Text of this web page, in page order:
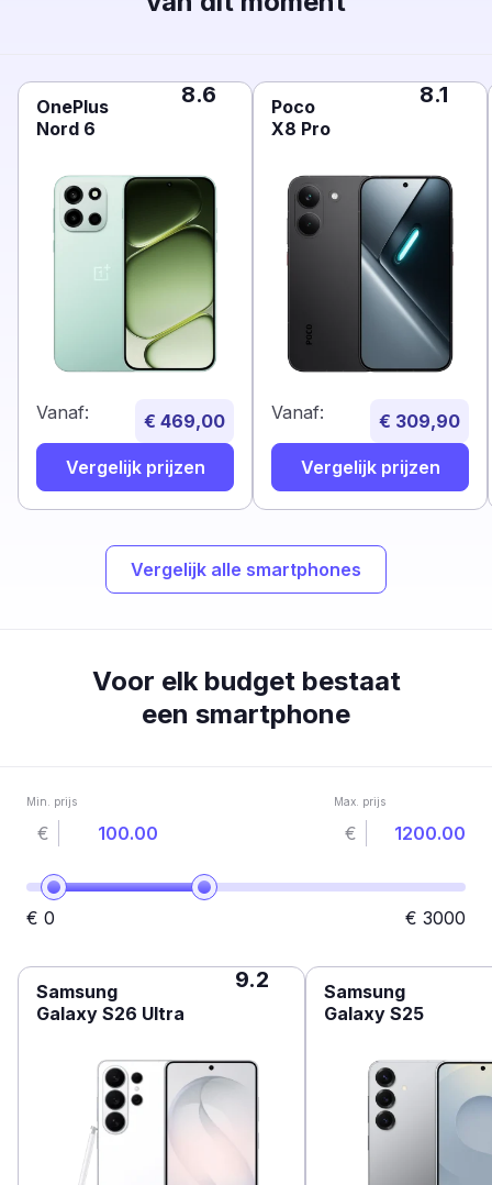
OnePlus
Nord 6
8.6
Vanaf: € 469,00
Vergelijk prijzen
Poco
X8 Pro
8.1
Vanaf: € 309,90
Vergelijk prijzen
Vergelijk alle smartphones
Voor elk budget bestaat
een smartphone
Min. prijs
€
Max. prijs
€
€ 0 € 3000
Samsung
Galaxy S26 Ultra
9.2
Samsung
Galaxy S25